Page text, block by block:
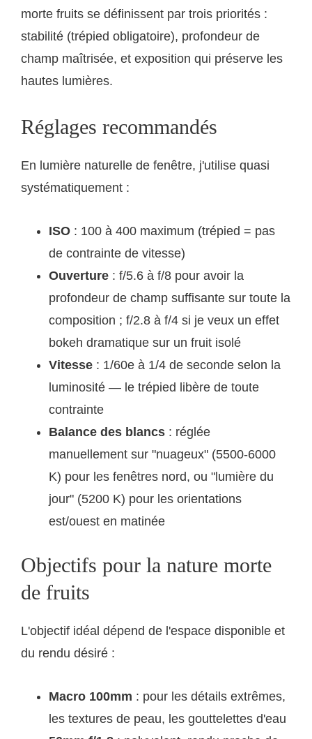
morte fruits se définissent par trois priorités :
stabilité (trépied obligatoire), profondeur de
champ maîtrisée, et exposition qui préserve les
hautes lumières.
Réglages recommandés
En lumière naturelle de fenêtre, j'utilise quasi
systématiquement :
ISO : 100 à 400 maximum (trépied = pas
de contrainte de vitesse)
Ouverture : f/5.6 à f/8 pour avoir la
profondeur de champ suffisante sur toute la
composition ; f/2.8 à f/4 si je veux un effet
bokeh dramatique sur un fruit isolé
Vitesse : 1/60e à 1/4 de seconde selon la
luminosité — le trépied libère de toute
contrainte
Balance des blancs : réglée
manuellement sur "nuageux" (5500-6000
K) pour les fenêtres nord, ou "lumière du
jour" (5200 K) pour les orientations
est/ouest en matinée
Objectifs pour la nature morte
de fruits
L'objectif idéal dépend de l'espace disponible et
du rendu désiré :
Macro 100mm : pour les détails extrêmes,
les textures de peau, les gouttelettes d'eau